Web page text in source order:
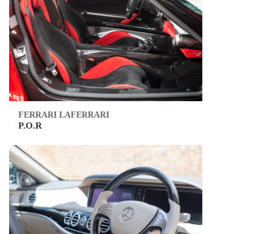
FERRARI LAFERRARI
P.O.R